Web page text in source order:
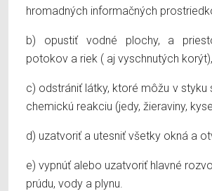
hromadných informačných
b) opustiť vodné plochy, a
potokov a riek ( aj vyschnutých korýt),
c) odstrániť látky, ktoré môžu v
chemickú reakciu (jedy, žieraviny,
d) uzatvoriť a utesniť všetky okná a
e) vypnúť alebo uzatvoriť hlavné
prúdu, vody a plynu.